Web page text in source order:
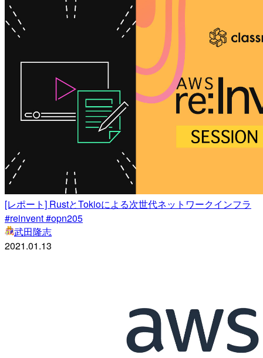
[レポート] RustとTokioによる次世代ネットワークインフラ
#reinvent #opn205
武田隆志
2021.01.13